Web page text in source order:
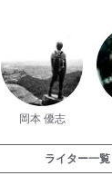
岡本 優志
ライター一覧